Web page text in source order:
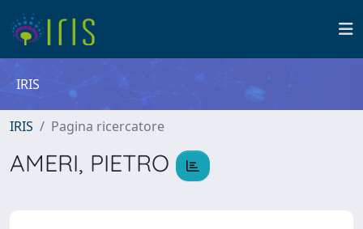
IRIS
IRIS Pagina ricercatore
AMERI, PIETRO